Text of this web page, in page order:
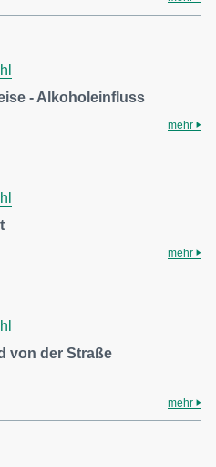
- Alkoholeinfluss
mehr
mehr
von der Straße
mehr